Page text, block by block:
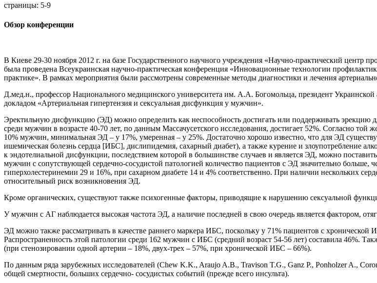
страницы: 5-9
Обзор конференции
В Киеве 29-30 ноября 2012 г. на базе Государственного научного учреждения «Научно-практический центр
была проведена Всеукраинская научно-практическая конференция «Инновационные технологии
практике». В рамках мероприятия были рассмотрены современные методы диагностики и лечения
Д.мед.н., профессор Национального медицинского университета им. А.А. Богомольца, президент
докладом «Артериальная гипертензия и сексуальная дисфункция у мужчин».
Эректильную дисфункцию (ЭД) можно определить как неспособность достигать или поддерживать эрекцию
среди мужчин в возрасте 40-70 лет, по данным Массачусетского исследования, достигает 52%. Согласно той
10% мужчин, минимальная ЭД – у 17%, умеренная – у 25%. Достаточно хорошо известно, что для ЭД
ишемическая болезнь сердца [ИБС], дислипидемия, сахарный диабет), а также курение и злоупотребление
к эндотелиальной дисфункции, последствием которой в большинстве случаев и является ЭД, можно
мужчин с сопутствующей сердечно-сосудистой патологией количество пациентов с ЭД значительно
гиперхолестеринемии 29 и 16%, при сахарном диабете 14 и 4% соответственно. При наличии нескольких
относительный риск возникновения ЭД.
Кроме органических, существуют также психогенные факторы, приводящие к нарушению сексуальной
У мужчин с АГ наблюдается высокая частота ЭД, а наличие последней в свою очередь является фактором,
ЭД можно также рассматривать в качестве раннего маркера ИБС, поскольку у 71% пациентов с
Распространенность этой патологии среди 162 мужчин с ИБС (средний возраст 54-56 лет) составила 46%.
(при стенозировании одной артерии – 18%, двух-трех – 57%, при хронической ИБС – 66%).
По данным ряда зарубежных исследователей (Chew K.K., Araujo A.B., Travison T.G., Ganz P., Ponholzer A.,
общей смертности, больших сердечно- сосудистых событий (прежде всего инсульта).